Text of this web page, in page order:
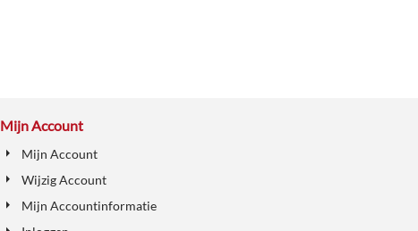
Mijn Account
Mijn Account
Wijzig Account
Mijn Accountinformatie